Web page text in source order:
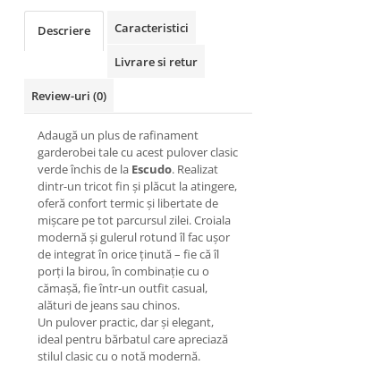
Descriere Caracteristici
Livrare si retur
Review-uri (0)
Adaugă un plus de rafinament
garderobei tale cu acest pulover clasic
verde închis de la Escudo. Realizat
dintr-un tricot fin și plăcut la atingere,
oferă confort termic și libertate de
mișcare pe tot parcursul zilei. Croiala
modernă și gulerul rotund îl fac ușor
de integrat în orice ținută – fie că îl
porți la birou, în combinație cu o
cămașă, fie într-un outfit casual,
alături de jeans sau chinos.
Un pulover practic, dar și elegant,
ideal pentru bărbatul care apreciază
stilul clasic cu o notă modernă.